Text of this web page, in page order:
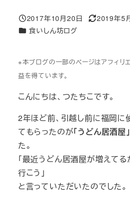
投稿日
2017年10月20日
更新日
2019年5
カテゴリー
食いしん坊ログ
※本ブログの一部のページはアフィリ
益を得ています。
こんにちは、つたちこです。
2年ほど前、引越し前に福岡に
てもらったのが「うどん居酒屋」
た。
「最近うどん居酒屋が増えてる
行こう」
と言っていただいたのでした。